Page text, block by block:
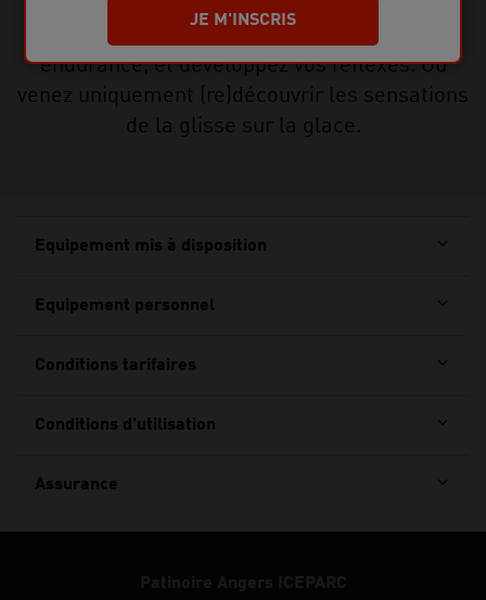
JE M'INSCRIS
endurance, et développez vos réflexes. Ou
venez uniquement (re)découvrir les sensations
de la glisse sur la glace.
Equipement mis à disposition
Equipement personnel
Conditions tarifaires
Conditions d'utilisation
Assurance
Patinoire Angers ICEPARC